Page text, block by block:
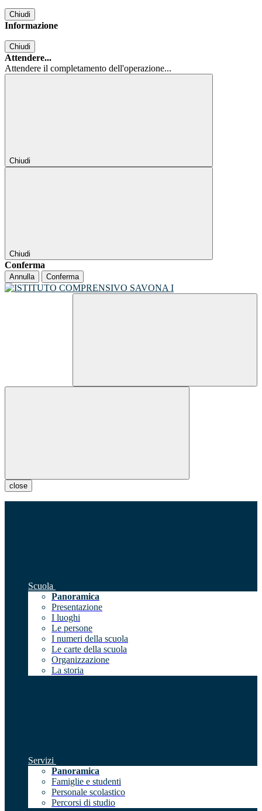
Chiudi
Informazione
Chiudi
Attendere...
Attendere il completamento dell'operazione...
Chiudi
Chiudi
Conferma
Annulla Conferma
close
Scuola
Panoramica
Presentazione
I luoghi
Le persone
I numeri della scuola
Le carte della scuola
Organizzazione
La storia
Servizi
Panoramica
Famiglie e studenti
Personale scolastico
Percorsi di studio